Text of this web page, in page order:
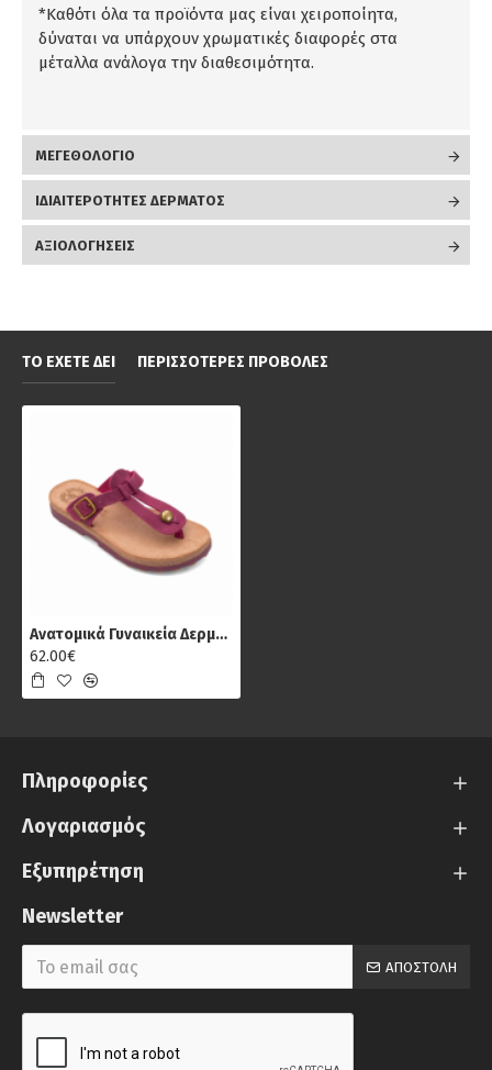
*Καθότι όλα τα προϊόντα μας είναι χειροποίητα,
δύναται να υπάρχουν χρωματικές διαφορές στα
μέταλλα ανάλογα την διαθεσιμότητα.
ΜΕΓΕΘΟΛΟΓΙΟ
ΙΔΙΑΙΤΕΡΟΤΗΤΕΣ ΔΕΡΜΑΤΟΣ
ΑΞΙΟΛΟΓΉΣΕΙΣ
ΤΟ ΈΧΕΤΕ ΔΕΙ ΠΕΡΙΣΣΌΤΕΡΕΣ ΠΡΟΒΟΛΈΣ
Ανατομικά Γυναικεία Δερμάτινα Σανδάλια Fantasy S9004 Mirabella, Μωβ
62.00€
Πληροφορίες
Λογαριασμός
Εξυπηρέτηση
Newsletter
ΑΠΟΣΤΟΛΉ